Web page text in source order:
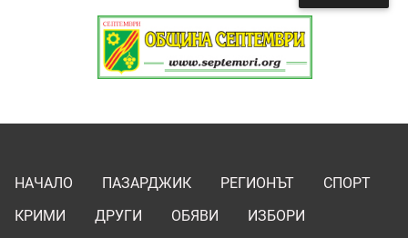
НАЧАЛО ПАЗАРДЖИК РЕГИОНЪТ
СПОРТ
КРИМИ
ДРУГИ ОБЯВИ
ИЗБОРИ